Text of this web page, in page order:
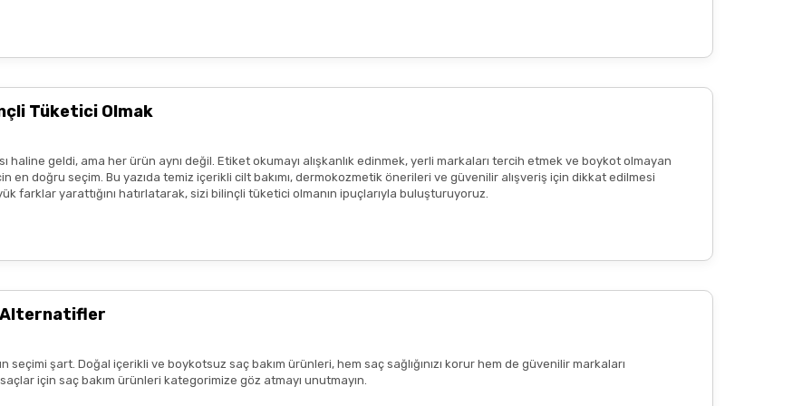
ederim boykot ürünleri
geldi,özenli paketlenmişti.
aldıklarım burada daha
ilk tercih sebebimdi iletişim ve
çok güzel
tavsiyesinin yerini tutmaz.
önce ürünün küçük bir bölgede test edilmesi, olasıalerjik reaksiyonveyaciltte kızarıklıkolup olmadığının
ürün kullanımını durdurunuz ve bir uzmana başvurunuz.
uygun şekilde paylaşılmaktadır.
Tüketici Olmak
haline geldi, ama her ürün aynı değil. Etiket okumayı alışkanlık edinmek, yerli markaları tercih etmek ve boykot olmayan
en doğru seçim. Bu yazıda temiz içerikli cilt bakımı, dermokozmetik önerileri ve güvenilir alışveriş için dikkat edilmesi
farklar yarattığını hatırlatarak, sizi bilinçli tüketici olmanın ipuçlarıyla buluşturuyoruz.
Alternatifler
şart. Doğal içerikli ve boykotsuz saç bakım ürünleri, hem saç sağlığınızı korur hem de güvenilir markaları
için saç bakım ürünleri kategorimize göz atmayı unutmayın.